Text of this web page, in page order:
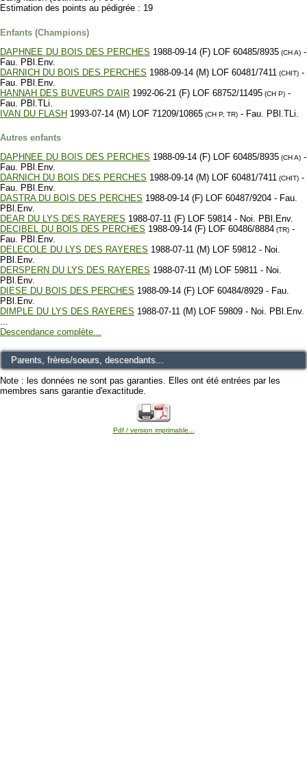
Estimation des points au pédigrée : 19
Enfants (Champions)
DAPHNEE DU BOIS DES PERCHES 1988-09-14 (F) LOF 60485/8935 (CH A) -
Fau. PBl.Env.
DARNICH DU BOIS DES PERCHES 1988-09-14 (M) LOF 60481/7411 (CHIT) -
Fau. PBl.Env.
HANNAH DES BUVEURS D'AIR 1992-06-21 (F) LOF 68752/11495 (CH P) -
Fau. PBl.TLi.
IVAN DU FLASH 1993-07-14 (M) LOF 71209/10865 (CH P, TR) - Fau. PBl.TLi.
Autres enfants
DAPHNEE DU BOIS DES PERCHES 1988-09-14 (F) LOF 60485/8935 (CH A) -
Fau. PBl.Env.
DARNICH DU BOIS DES PERCHES 1988-09-14 (M) LOF 60481/7411 (CHIT) -
Fau. PBl.Env.
DASTRA DU BOIS DES PERCHES 1988-09-14 (F) LOF 60487/9204 - Fau.
PBl.Env.
DEAR DU LYS DES RAYERES 1988-07-11 (F) LOF 59814 - Noi. PBl.Env.
DECIBEL DU BOIS DES PERCHES 1988-09-14 (F) LOF 60486/8884 (TR) -
Fau. PBl.Env.
DELECOLE DU LYS DES RAYERES 1988-07-11 (M) LOF 59812 - Noi.
PBl.Env.
DERSPERN DU LYS DES RAYERES 1988-07-11 (M) LOF 59811 - Noi.
PBl.Env.
DIESE DU BOIS DES PERCHES 1988-09-14 (F) LOF 60484/8929 - Fau.
PBl.Env.
DIMPLE DU LYS DES RAYERES 1988-07-11 (M) LOF 59809 - Noi. PBl.Env.
...
Descendance complète...
Parents, frères/soeurs, descendants...
Note : les données ne sont pas garanties. Elles ont été entrées par les
membres sans garantie d'exactitude.
Pdf / version imprimable...